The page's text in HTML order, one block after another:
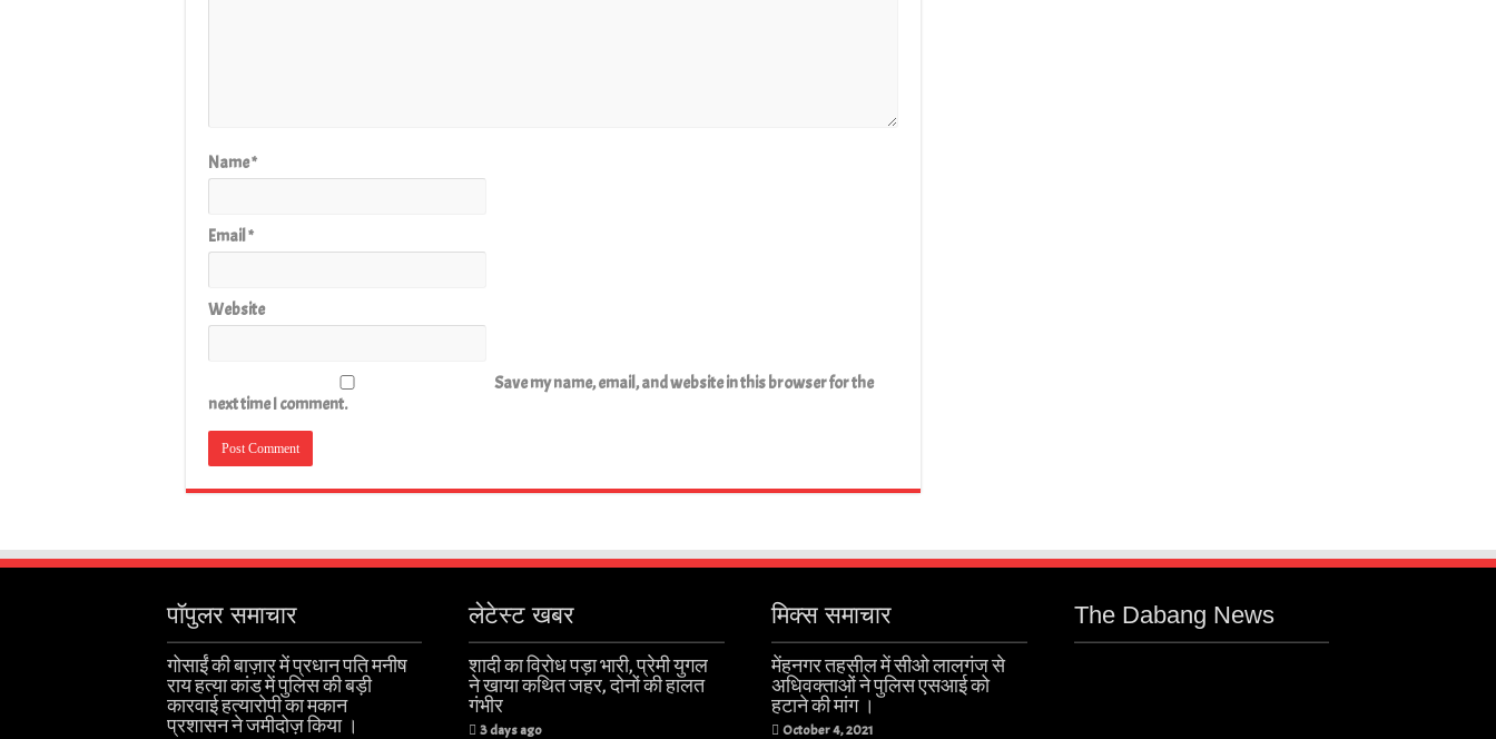
Name*
Email*
Website
Save my name, email, and website in this browser for the
next time I comment.
पॉपुलर समाचार
गोसाईं की बाज़ार में प्रधान पति मनीष
राय हत्या कांड में पुलिस की बड़ी
कारवाई हत्यारोपी का मकान
प्रशासन ने जमीदोज़ किया ।
लेटेस्ट खबर
शादी का विरोध पड़ा भारी, प्रेमी युगल
ने खाया कथित जहर, दोनों की हालत
गंभीर
3 days ago
मिक्स समाचार
मेंहनगर तहसील में सीओ लालगंज से
अधिवक्ताओं ने पुलिस एसआई को
हटाने की मांग ।
October 4, 2021
The Dabang News